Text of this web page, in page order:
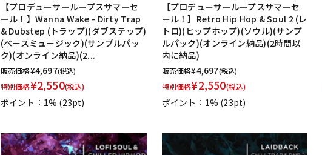
【プロデューサーループスサマーセ
ール！】Wanna Wake - Dirty Trap
& Dubstep (トラップ)(ダブステップ)
(ベースミュージック)(サンプルパッ
ク)(オンライン納品)(2...
販売価格¥4,697(税込)
特別価格¥2,550(税込)
ポイント：1% (23pt)
【プロデューサーループスサマーセ
ール！】Retro Hip Hop & Soul 2 (レ
トロ)(ヒップホップ)(ソウル)(サンプ
ルパック)(オンライン納品)(2時間以
内に納品)
販売価格¥4,697(税込)
特別価格¥2,550(税込)
ポイント：1% (23pt)